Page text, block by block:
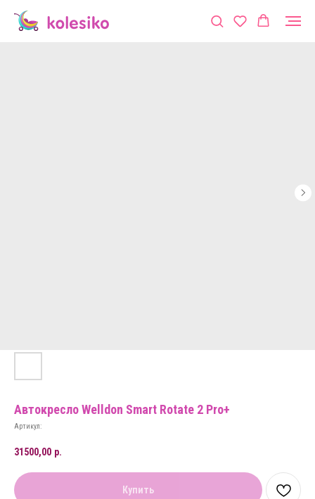
Автокресло Welldon Smart Rotate 2 Pro+
Артикул:
31500,00 р.
Купить